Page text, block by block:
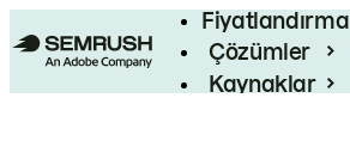
Fiyatlandırma
Çözümler
Kaynaklar